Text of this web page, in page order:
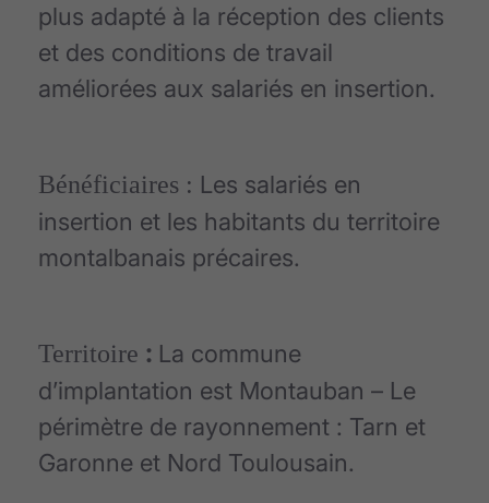
plus adapté à la réception des clients
et des conditions de travail
améliorées aux salariés en insertion.
Bénéficiaires : Les salariés en
insertion et les habitants du territoire
montalbanais précaires.
Territoire : La commune
d’implantation est Montauban – Le
périmètre de rayonnement : Tarn et
Garonne et Nord Toulousain.